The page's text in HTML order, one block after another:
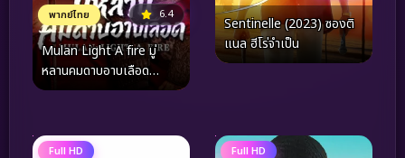
พากย์ไทย 6.4
Mulan Light A fire มู่
หลานคมดาบอาบเลือด
(2026)
Sentinelle (2023) ซองติ
แนล ฮีโร่จำเป็น
Full HD Full HD